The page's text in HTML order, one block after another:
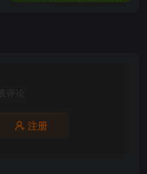
评论
注册